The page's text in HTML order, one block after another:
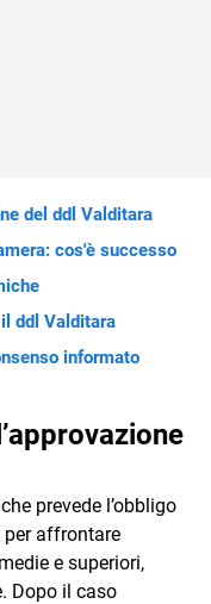
del ddl Valditara
cos'è successo
ddl Valditara
informato
prevede l’obbligo
affrontare
e superiori,
Dopo il caso